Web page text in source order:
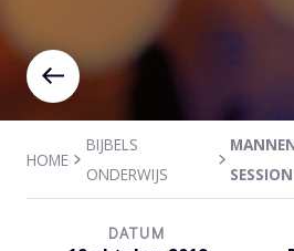
HOME
BIJBELS
ONDERWIJS
DATUM